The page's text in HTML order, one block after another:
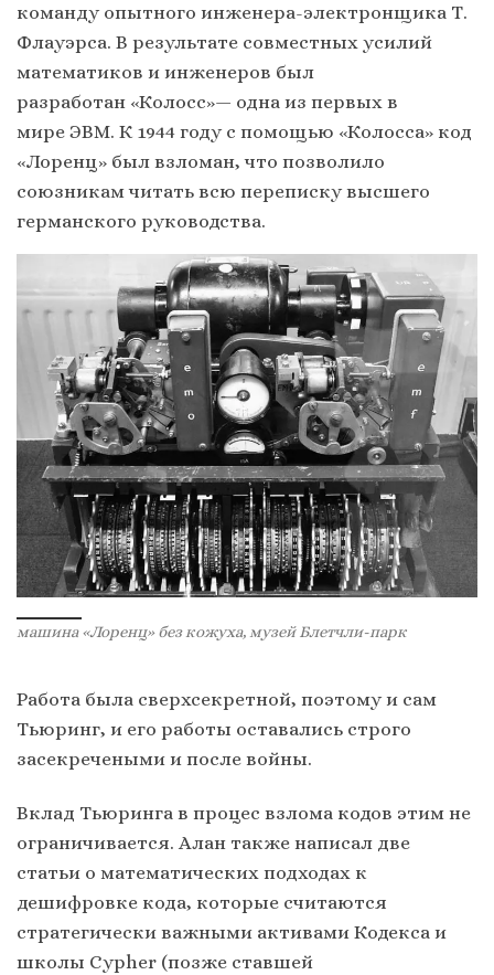
команду опытного инженера-электронщика Т.
Флауэрса. В результате совместных усилий
математиков и инженеров был
разработан «Колосс»— одна из первых в
мире ЭВМ. К 1944 году с помощью «Колосса» код
«Лоренц» был взломан, что позволило
союзникам читать всю переписку высшего
германского руководства.
машина «Лоренц» без кожуха, музей Блетчли-парк
Работа была сверхсекретной, поэтому и сам
Тьюринг, и его работы оставались строго
засекречеными и после войны.
Вклад Тьюринга в процес взлома кодов этим не
ограничивается. Алан также написал две
статьи о математических подходах к
дешифровке кода, которые считаются
стратегически важными активами Кодекса и
школы Cypher (позже ставшей